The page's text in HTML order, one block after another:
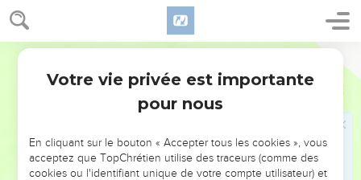
Deutéronome 24
17 Tu ne fausseras pas le cours de la justice au détriment
d’un immigré, ni d’un orphelin, et tu ne prendras pas en gage
Rappelez-vous que vous avez été esclaves en Egypte, et
que l’Eternel votre Dieu vous en a libérés ; c’est pourquoi je
Quand tu moissonneras ton champ, si tu oublies une
gerbe dans le champ, ne retourne pas pour la ramasser,
Votre vie privée est importante
pour nous
En cliquant sur le bouton « Accepter tous les cookies », vous
acceptez que TopChrétien utilise des traceurs (comme des
cookies ou l'identifiant unique de votre compte utilisateur) et